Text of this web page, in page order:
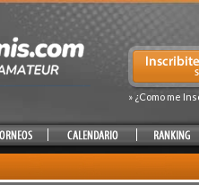
» ¿Como me